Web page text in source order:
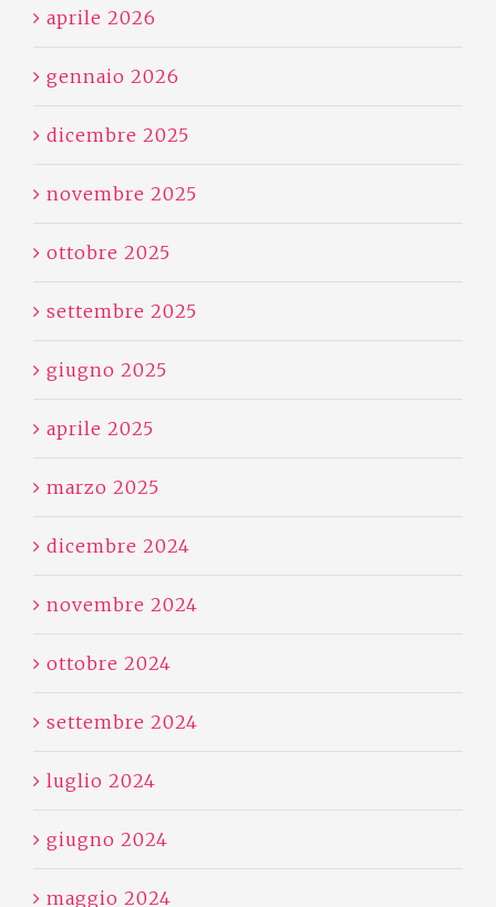
aprile 2026
gennaio 2026
dicembre 2025
novembre 2025
ottobre 2025
settembre 2025
giugno 2025
aprile 2025
marzo 2025
dicembre 2024
novembre 2024
ottobre 2024
settembre 2024
luglio 2024
giugno 2024
maggio 2024